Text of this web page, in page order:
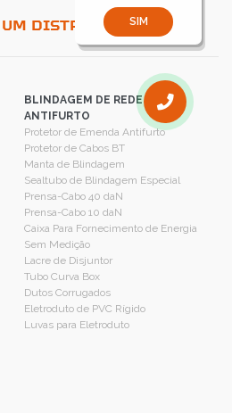
UM DISTRIBUIDOR
BLINDAGEM DE REDE -
ANTIFURTO
Protetor de Emenda Antifurto
Protetor de Cabos BT
Manta de Blindagem
Sealtubo de Blindagem Especial
Prensa-Cabo 40 daN
Prensa-Cabo 10 daN
Caixa Para Fornecimento de Energia
Sem Medição
Lacre de Disjuntor
Tubo Curva Box
Dutos Corrugados
Eletroduto de PVC Rígido
Luvas para Eletroduto
SIM